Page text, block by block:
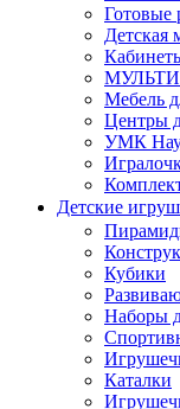
Готовые
Детская
МУЛЬТИ
Мебель
Центры
УМК
Детские
Кубики
Наборы
Каталки